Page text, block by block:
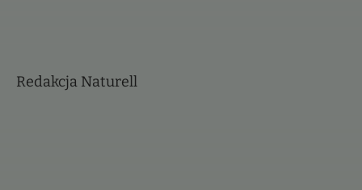
Redakcja Naturell